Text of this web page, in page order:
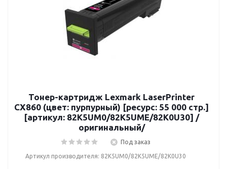
Тонер-картридж Lexmark LaserPrinter
CX860 (цвет: пурпурный) [ресурс: 55 000 стр.]
[артикул: 82K5UM0/82K5UME/82K0U30] /
оригинальный/
Под заказ
Артикул производителя: 82K5UM0/82K5UME/82K0U30